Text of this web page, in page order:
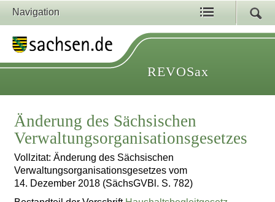
Navigation
REVOSax
Änderung des Sächsischen
Verwaltungsorganisationsgesetzes
Vollzitat: Änderung des Sächsischen
Verwaltungsorganisationsgesetzes vom
14. Dezember 2018 (SächsGVBl. S. 782)